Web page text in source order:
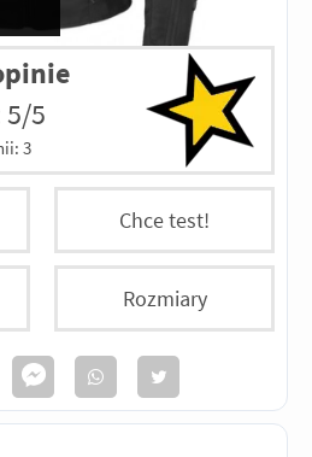
5/5
3
Chce test!
Rozmiary